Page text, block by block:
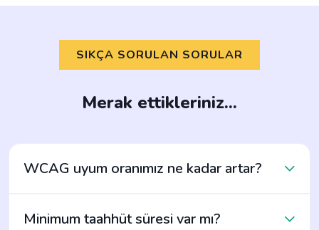
SIKÇA SORULAN SORULAR
Merak ettikleriniz...
WCAG uyum oranımız ne kadar artar?
Minimum taahhüt süresi var mı?